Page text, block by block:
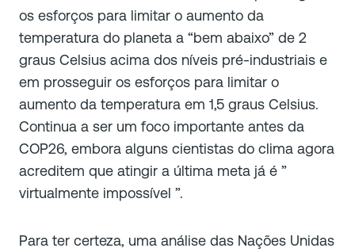
os esforços para limitar o aumento da
temperatura do planeta a “bem abaixo” de 2
graus Celsius acima dos níveis pré-industriais e
em prosseguir os esforços para limitar o
aumento da temperatura em 1,5 graus Celsius.
Continua a ser um foco importante antes da
COP26, embora alguns cientistas do clima agora
acreditem que atingir a última meta já é ”
virtualmente impossível ”.
Para ter certeza, uma análise das Nações Unidas